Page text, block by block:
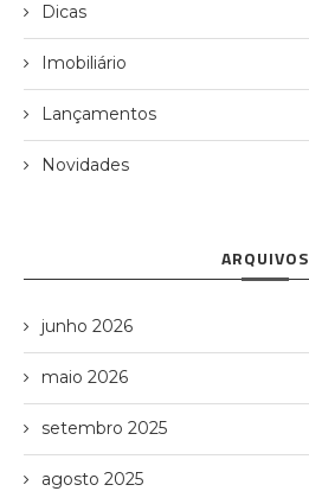
Dicas
Imobiliário
Lançamentos
Novidades
ARQUIVOS
junho 2026
maio 2026
setembro 2025
agosto 2025